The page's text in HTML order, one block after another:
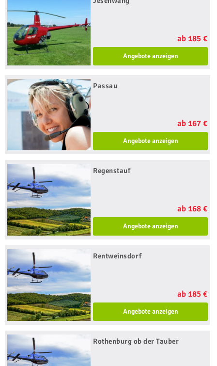
ab 185 €
Angebote anzeigen
Passau
ab 167 €
Angebote anzeigen
Regenstauf
ab 168 €
Angebote anzeigen
Rentweinsdorf
ab 185 €
Angebote anzeigen
Rothenburg ob der Tauber